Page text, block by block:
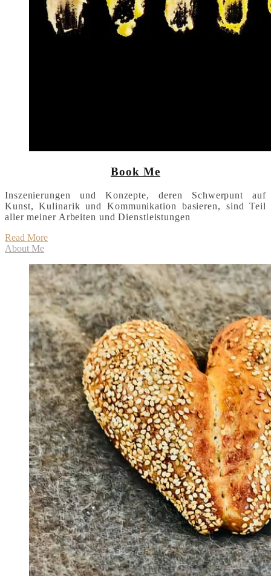
Book Me
Inszenierungen und Konzepte, deren Schwerpunt auf
Kunst, Kulinarik und Kommunikation basieren, sind Teil
aller meiner Arbeiten und Dienstleistungen
Read More
About Me